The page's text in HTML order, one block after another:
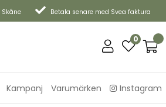
Betala senare med Svea faktura
0
Kampanj Varumärken Instagram